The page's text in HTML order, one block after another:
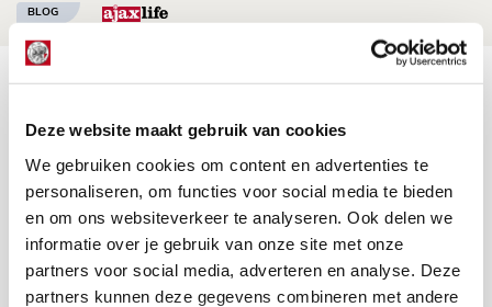
Deze website maakt gebruik van cookies
We gebruiken cookies om content en advertenties te
personaliseren, om functies voor social media te bieden
en om ons websiteverkeer te analyseren. Ook delen we
informatie over je gebruik van onze site met onze
partners voor social media, adverteren en analyse. Deze
partners kunnen deze gegevens combineren met andere
BLOG
23
AUG
Selectiedag ballenjongens/-meiden
[VOL]
11
SEP
Geef Mij Maar Amsterdam